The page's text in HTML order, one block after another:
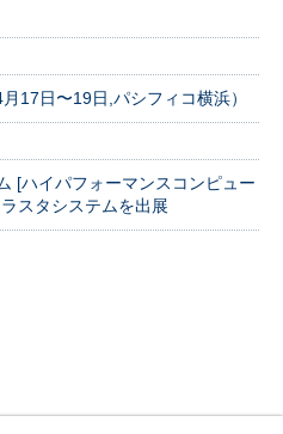
17日〜19日,パシフィコ横浜）
[ハイパフォーマンスコンピュー
スタシステムを出展